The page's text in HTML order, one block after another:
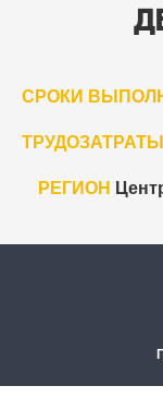
СРОКИ
РЕГИОН